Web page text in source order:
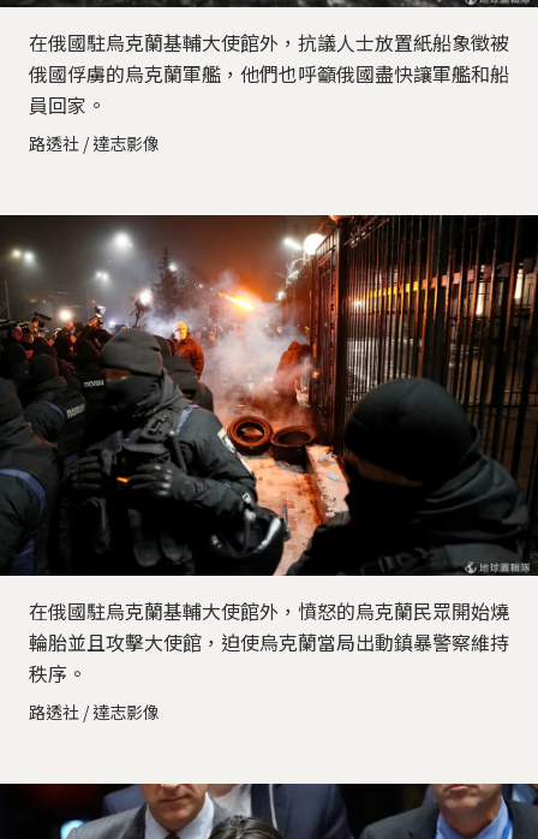
在俄國駐烏克蘭基輔大使館外，抗議人士放置紙船象徵被
俄國俘虜的烏克蘭軍艦，他們也呼籲俄國盡快讓軍艦和船
員回家。
路透社 / 達志影像
在俄國駐烏克蘭基輔大使館外，憤怒的烏克蘭民眾開始燒
輪胎並且攻擊大使館，迫使烏克蘭當局出動鎮暴警察維持
秩序。
路透社 / 達志影像